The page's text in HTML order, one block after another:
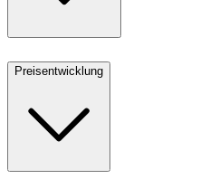
Preisentwicklung